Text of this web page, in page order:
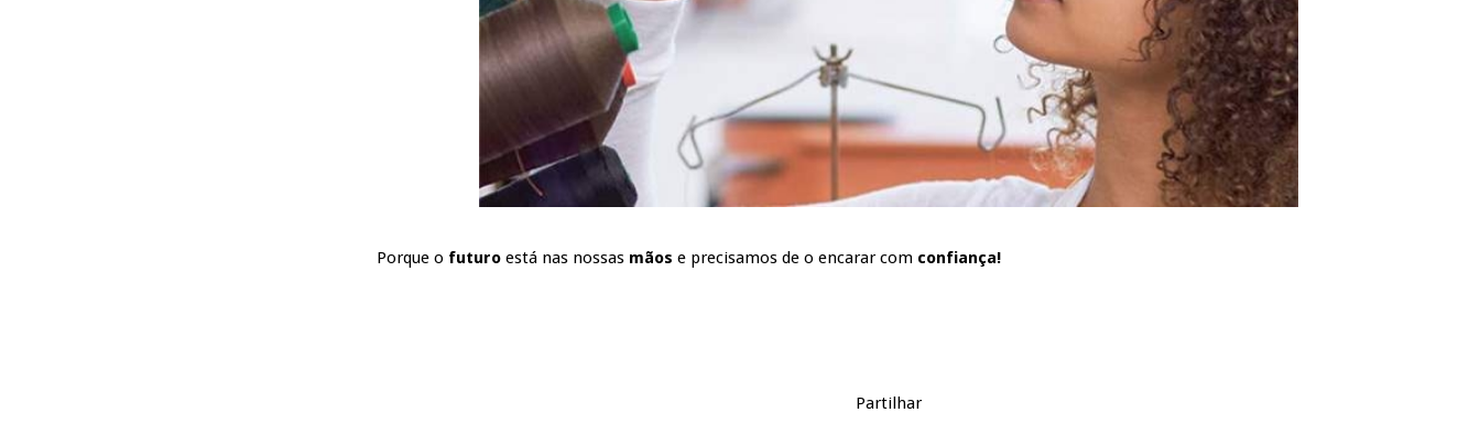
Porque o futuro está nas nossas mãos e precisamos de o encarar com confiança!
Partilhar